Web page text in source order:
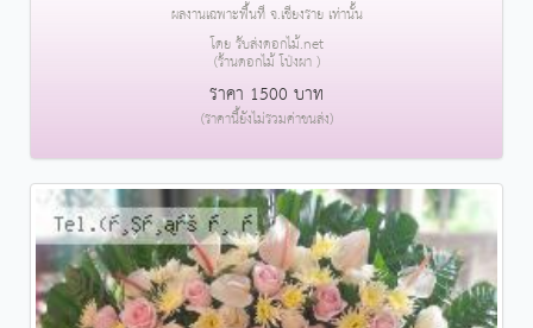
ผลงานเฉพาะพื้นที่ จ.เชียงราย เท่านั้น
โดย รับส่งดอกไม้.net
(ร้านดอกไม้ โป่งผา )
ราคา 1500 บาท
(ราคานี้ยังไม่รวมค่าขนส่ง)